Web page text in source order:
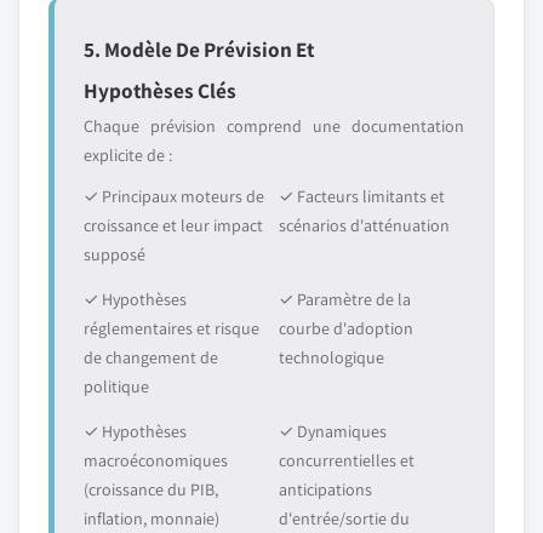
5. Modèle De Prévision Et
Hypothèses Clés
Chaque prévision comprend une documentation
explicite de :
✓ Principaux moteurs de
croissance et leur impact
supposé
✓ Facteurs limitants et
scénarios d'atténuation
✓ Hypothèses
réglementaires et risque
de changement de
politique
✓ Paramètre de la
courbe d'adoption
technologique
✓ Hypothèses
macroéconomiques
(croissance du PIB,
inflation, monnaie)
✓ Dynamiques
concurrentielles et
anticipations
d'entrée/sortie du